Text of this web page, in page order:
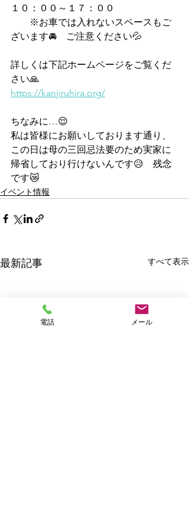
１０：００～１７：００
※お車では入れないスペースもご
ざいます🚘　ご注意ください💦
詳しくは下記ホームページをご覧くだ
さい🙏
https://kanjiruhira.org/
ちなみに…😌
私は皆様にお願いしております通り、
この日は母の三回忌法要のため実家に
帰省しており行けないんです😥　残念
です😿
イベント情報
最新記事 すべて表示
電話 メール